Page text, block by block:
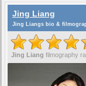
Jing Liang
Jing Liangs bio &
Jing Liang filmography